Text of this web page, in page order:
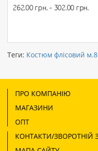
262.00 грн. - 302.00 грн.
Теги: Костюм флісовий
ПРО КОМПАНІЮ
МАГАЗИНИ
ОПТ
КОНТАКТИ/ЗВОРОТНІЙ